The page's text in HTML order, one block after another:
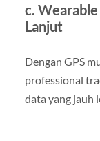
c.
Lanjut
Dengan GPS
professional
data yang jauh